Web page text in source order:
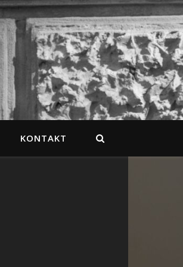
KONTAKT